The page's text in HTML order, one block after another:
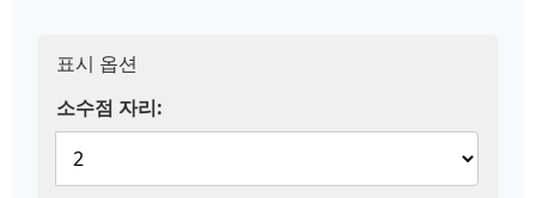
표시 옵션
소수점 자리: